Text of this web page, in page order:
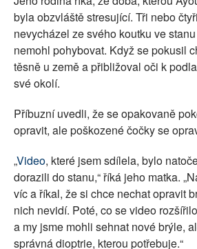
byla obzvláště stresující. Tři nebo
nevycházel ze svého koutku ve
nemohl pohybovat. Když se pokusil
těsně u země a přibližoval oči k
své okolí.
Příbuzní uvedli, že se opakovaně
opravit, ale poškozené čočky se
„Video, které jsem sdílela, bylo
dorazili do stanu,“ říká jeho matka.
víc a říkal, že si chce nechat opravit
nich nevidí. Poté, co se video
a my jsme mohli sehnat nové brýle,
správná dioptrie, kterou potřebuje.“